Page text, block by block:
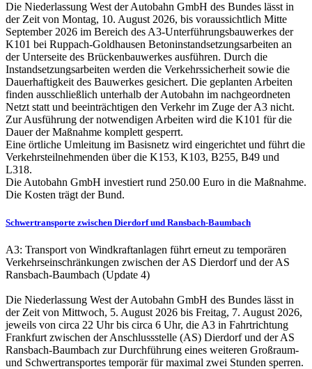
Die Niederlassung West der Autobahn GmbH des Bundes lässt in
der Zeit von Montag, 10. August 2026, bis voraussichtlich Mitte
September 2026 im Bereich des A3-Unterführungsbauwerkes der
K101 bei Ruppach-Goldhausen Betoninstandsetzungsarbeiten an
der Unterseite des Brückenbauwerkes ausführen. Durch die
Instandsetzungsarbeiten werden die Verkehrssicherheit sowie die
Dauerhaftigkeit des Bauwerkes gesichert. Die geplanten Arbeiten
finden ausschließlich unterhalb der Autobahn im nachgeordneten
Netzt statt und beeinträchtigen den Verkehr im Zuge der A3 nicht.
Zur Ausführung der notwendigen Arbeiten wird die K101 für die
Dauer der Maßnahme komplett gesperrt.
Eine örtliche Umleitung im Basisnetz wird eingerichtet und führt die
Verkehrsteilnehmenden über die K153, K103, B255, B49 und
L318.
Die Autobahn GmbH investiert rund 250.00 Euro in die Maßnahme.
Die Kosten trägt der Bund.
Schwertransporte zwischen Dierdorf und Ransbach-Baumbach
A3: Transport von Windkraftanlagen führt erneut zu temporären
Verkehrseinschränkungen zwischen der AS Dierdorf und der AS
Ransbach-Baumbach (Update 4)
Die Niederlassung West der Autobahn GmbH des Bundes lässt in
der Zeit von Mittwoch, 5. August 2026 bis Freitag, 7. August 2026,
jeweils von circa 22 Uhr bis circa 6 Uhr, die A3 in Fahrtrichtung
Frankfurt zwischen der Anschlussstelle (AS) Dierdorf und der AS
Ransbach-Baumbach zur Durchführung eines weiteren Großraum-
und Schwertransportes temporär für maximal zwei Stunden sperren.